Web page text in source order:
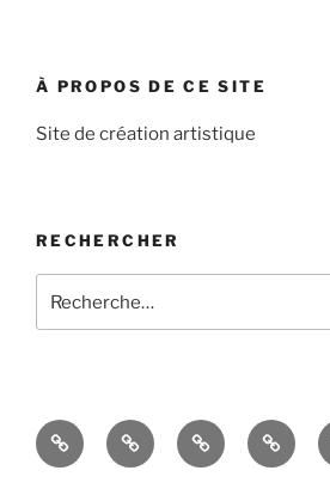
À PROPOS DE CE SITE
Site de création artistique
RECHERCHER
pour
Accueil À
propos
Blog Contact